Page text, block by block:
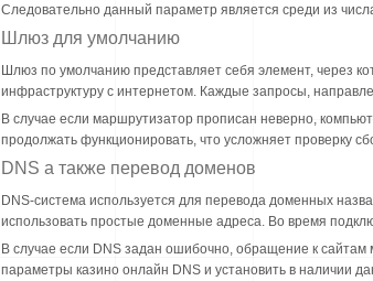
Следовательно данный параметр является среди из
Шлюз для умолчанию
Шлюз по умолчанию представляет себя элемент, через
инфраструктуру с интернетом. Каждые запросы,
В случае если маршрутизатор прописан неверно,
продолжать функционировать, что усложняет проверку
DNS а также перевод доменов
DNS-система используется для перевода доменных
использовать простые доменные адреса. Во время
В случае если DNS задан ошибочно, обращение к сайтам
параметры казино онлайн DNS и установить в наличии